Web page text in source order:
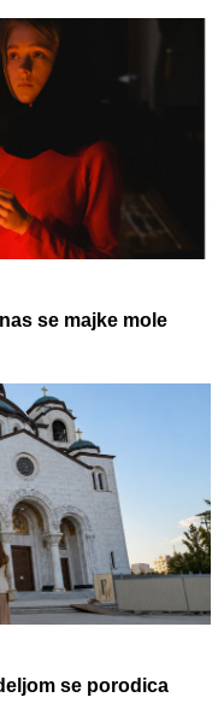
se majke mole
se porodica